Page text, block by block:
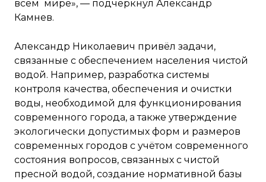
всем мире», — подчеркнул Александр
Камнев.
Александр Николаевич привёл задачи,
связанные с обеспечением населения чистой
водой. Например, разработка системы
контроля качества, обеспечения и очистки
воды, необходимой для функционирования
современного города, а также утверждение
экологически допустимых форм и размеров
современных городов с учётом современного
состояния вопросов, связанных с чистой
пресной водой, создание нормативной базы